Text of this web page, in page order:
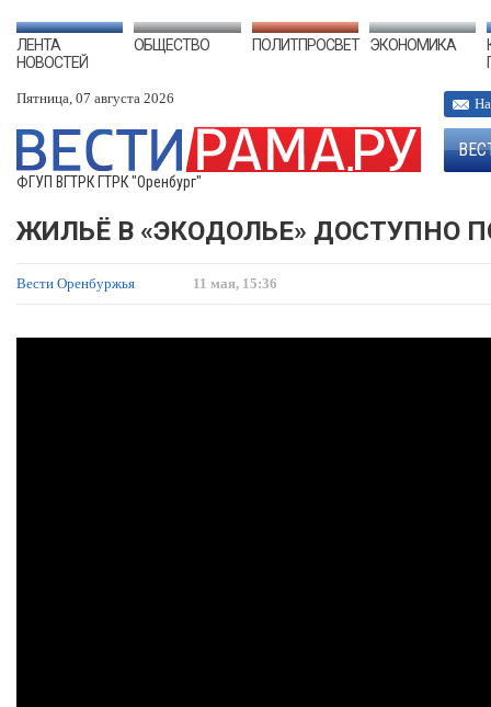
ЛЕНТА
НОВОСТЕЙ
ОБЩЕСТВО ПОЛИТПРОСВЕТ ЭКОНОМИКА
Пятница, 07 августа 2026
ФГУП ВГТРК ГТРК "Оренбург"
ЖИЛЬЁ В «ЭКОДОЛЬЕ» ДОСТУПНО
Вести Оренбуржья 11 мая, 15:36